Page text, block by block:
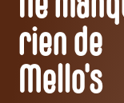
Ne
rien de
Mello's